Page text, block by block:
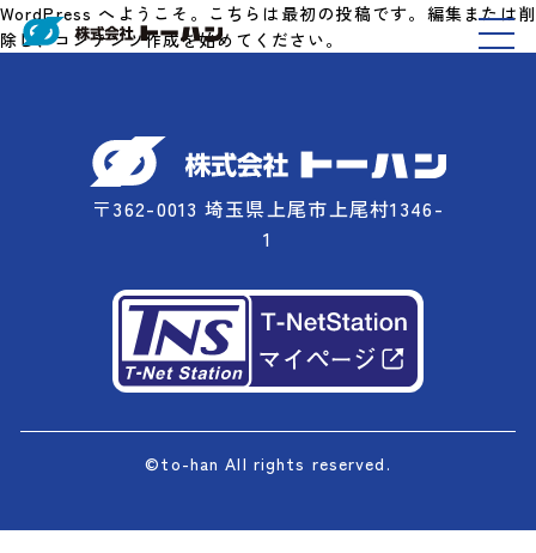
WordPress へようこそ。こちらは最初の投稿です。編集または削
除し、コンテンツ作成を始めてください。
〒362-0013 埼玉県上尾市上尾村1346-
1
©to-han All rights reserved.